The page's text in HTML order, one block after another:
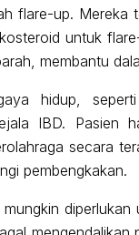
flare-up. Mereka
untuk
membantu
hidup,
IBD. Pasien
secara
pembengkakan.
mungkin